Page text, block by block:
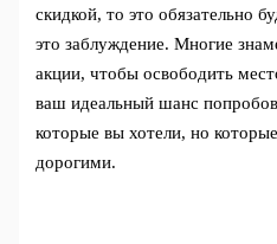
скидкой, то это обязательно
это заблуждение. Многие
акции, чтобы освободить
ваш идеальный шанс
которые вы хотели, но
дорогими.